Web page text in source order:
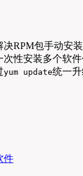
决RPM包手动安
次性安装多个软
yum update统一升
件